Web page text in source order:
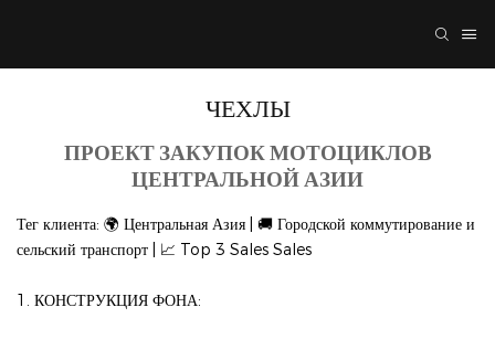
ЧЕХЛЫ
ПРОЕКТ ЗАКУПОК МОТОЦИКЛОВ
ЦЕНТРАЛЬНОЙ АЗИИ
Тег клиента: 🌍 Центральная Азия | 🚚 Городской коммутирование и
сельский транспорт | 📈 Top 3 Sales Sales
1. КОНСТРУКЦИЯ ФОНА: